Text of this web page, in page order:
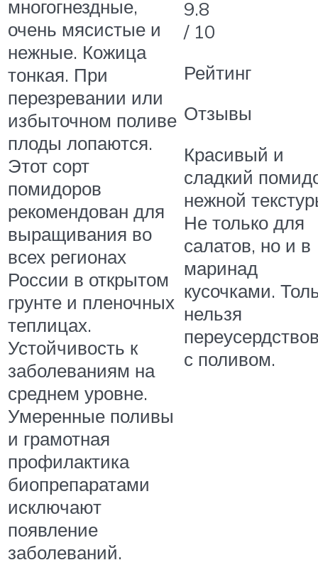
многогнездные,
очень мясистые и
нежные. Кожица
тонкая. При
перезревании или
избыточном поливе
плоды лопаются.
Этот сорт
помидоров
рекомендован для
выращивания во
всех регионах
России в открытом
грунте и пленочных
теплицах.
Устойчивость к
заболеваниям на
среднем уровне.
Умеренные поливы
и грамотная
профилактика
биопрепаратами
исключают
появление
заболеваний.
9.8
/ 10
Рейтинг
Отзывы
Красивый и
сладкий
нежной
Не только для
салатов, но и в
маринад
кусочками.
нельзя
с поливом.